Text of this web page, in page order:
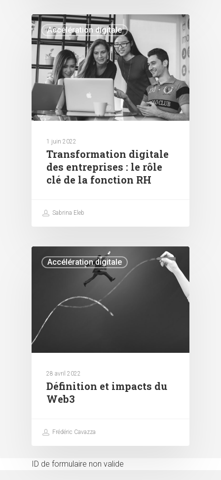
Accélération digitale
1 juin 2022
Transformation digitale
des entreprises : le rôle
clé de la fonction RH
Sabrina Eleb
Accélération digitale
28 avril 2022
Définition et impacts du
Web3
Frédéric Cavazza
ID de formulaire non valide